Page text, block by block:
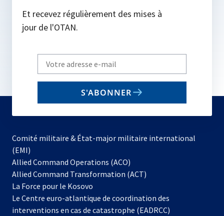
Et recevez régulièrement des mises à
jour de l'OTAN.
Write
your
email
S'ABONNER
Comité militaire & État-major militaire international
(EMI)
Allied Command Operations (ACO)
dans
nouvel
onglet
Allied Command Transformation (ACT)
La Force pour le Kosovo
dans
un
Le Centre euro-atlantique de coordination des
interventions en cas de catastrophe (EADRCC)